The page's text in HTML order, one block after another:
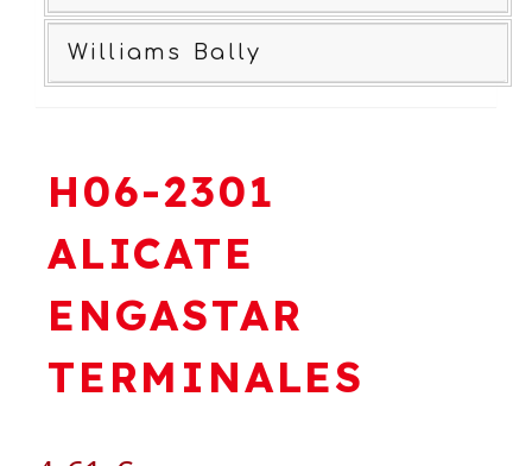
Williams Bally
H06-2301
ALICATE
ENGASTAR
TERMINALES